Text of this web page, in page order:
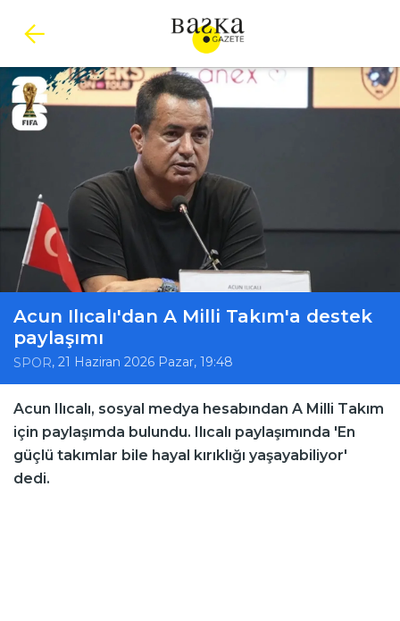
Acun Ilıcalı'dan A Milli Takım'a destek
paylaşımı
SPOR, 21 Haziran 2026 Pazar, 19:48
Acun Ilıcalı, sosyal medya hesabından A Milli Takım
için paylaşımda bulundu. Ilıcalı paylaşımında 'En
güçlü takımlar bile hayal kırıklığı yaşayabiliyor'
dedi.